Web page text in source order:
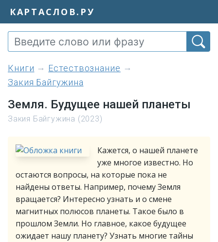
КАРТАСЛОВ.РУ
книги
Естествознание
Закия Байгужина
Земля. Будущее нашей планеты
Закия Байгужина (2023)
Кажется, о нашей планете
уже многое известно. Но
остаются вопросы, на которые пока не
найдены ответы. Например, почему Земля
вращается? Интересно узнать и о смене
магнитных полюсов планеты. Такое было в
прошлом Земли. Но главное, какое будущее
ожидает нашу планету? Узнать многие тайны